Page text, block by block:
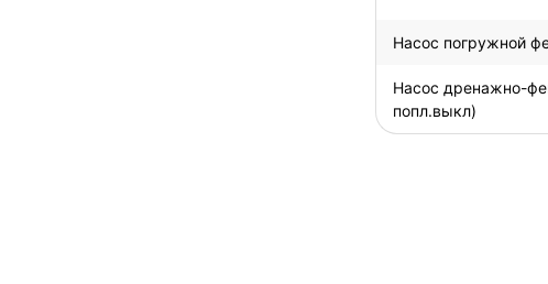
Насос погружной
Насос дренажнo-
попл.выкл)